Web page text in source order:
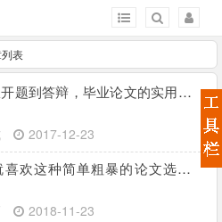
表
题到答辩，毕业论文的实用技巧
2017-12-23
喜欢这种简单粗暴的论文选题方
2018-11-23